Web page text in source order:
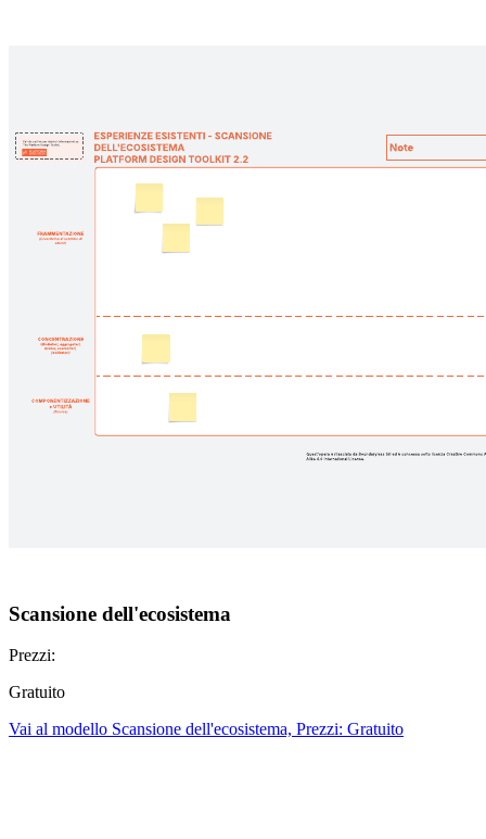
Scansione dell'ecosistema
Prezzi:
Gratuito
Vai al modello Scansione dell'ecosistema, Prezzi: Gratuito